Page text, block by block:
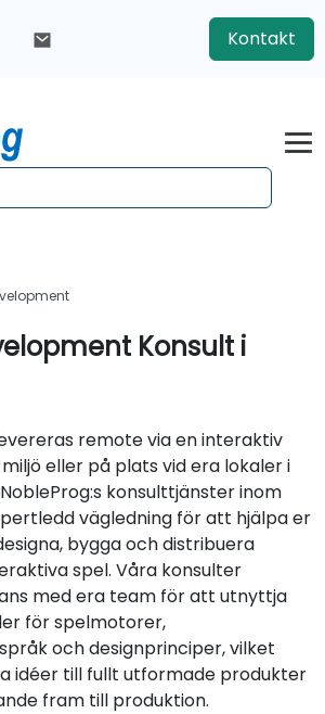
Kontakt
Konsult i
remote via en interaktiv
eller på plats vid era lokaler i
konsulttjänster inom
vägledning för att hjälpa er
bygga och distribuera
spel. Våra konsulter
med era team för att utnyttja
för spelmotorer,
och designprinciper, vilket
idéer till fullt utformade produkter
fram till produktion.